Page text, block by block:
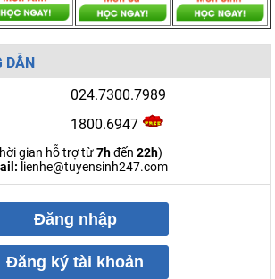
DẪN
024.7300.7989
1800.6947
gian hỗ trợ từ7hđến 22h)
lienhe@tuyensinh247.com
Đăng nhập
Đăng ký tài khoản